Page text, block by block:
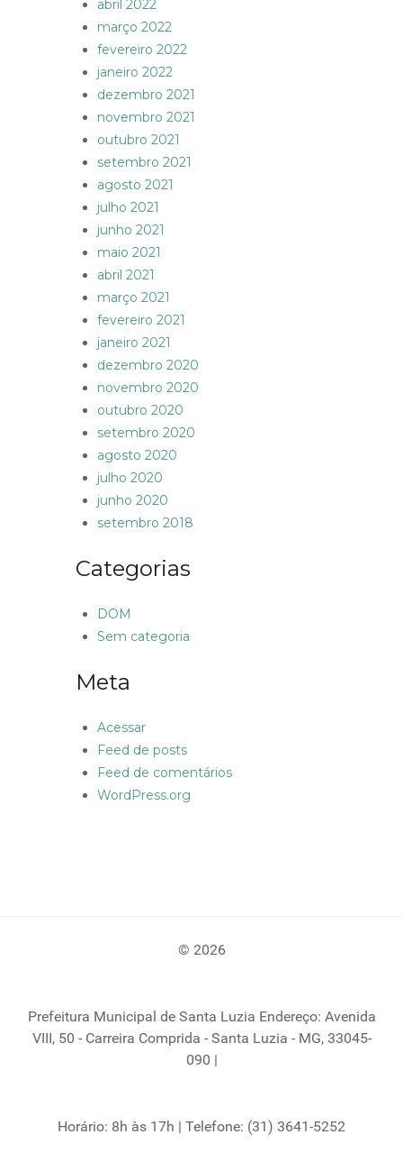
abril 2022
março 2022
fevereiro 2022
janeiro 2022
dezembro 2021
novembro 2021
outubro 2021
setembro 2021
agosto 2021
julho 2021
junho 2021
maio 2021
abril 2021
março 2021
fevereiro 2021
janeiro 2021
dezembro 2020
novembro 2020
outubro 2020
setembro 2020
agosto 2020
julho 2020
junho 2020
setembro 2018
Categorias
DOM
Sem categoria
Meta
Acessar
Feed de posts
Feed de comentários
WordPress.org
© 2026
Prefeitura Municipal de Santa Luzia Endereço: Avenida
VIII, 50 - Carreira Comprida - Santa Luzia - MG, 33045-
090 |
Horário: 8h às 17h | Telefone: (31) 3641-5252